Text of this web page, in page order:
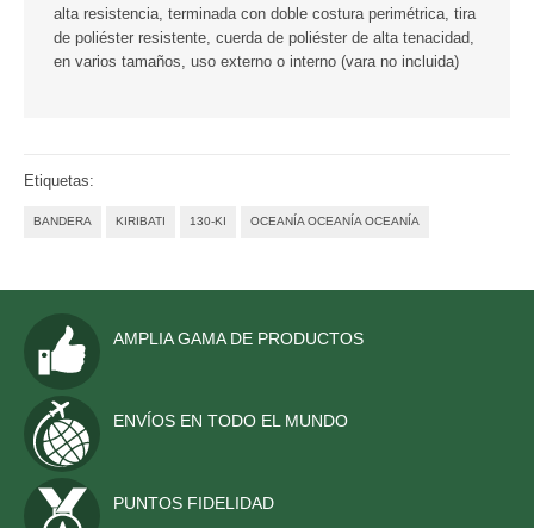
alta resistencia, terminada con doble costura perimétrica, tira
de poliéster resistente, cuerda de poliéster de alta tenacidad,
en varios tamaños, uso externo o interno (vara no incluida)
Etiquetas:
BANDERA KIRIBATI 130-KI OCEANÍA OCEANÍA OCEANÍA
AMPLIA GAMA DE PRODUCTOS
ENVÍOS EN TODO EL MUNDO
PUNTOS FIDELIDAD